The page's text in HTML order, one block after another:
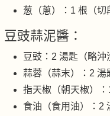
葱（蔥）：1 根（切
豆豉蒜泥醬：
豆豉：2 湯匙（略沖
蒜蓉（蒜末）：2 湯
指天椒（朝天椒）：
食油（食用油）：2